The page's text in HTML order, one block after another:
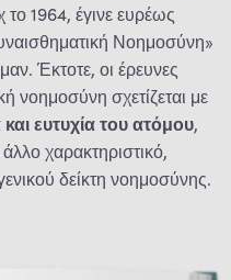
1964, έγινε ευρέως
Νοημοσύνη»
Έκτοτε, οι έρευνες
νοημοσύνη σχετίζεται με
ευτυχία του ατόμου,
χαρακτηριστικό,
δείκτη νοημοσύνης.